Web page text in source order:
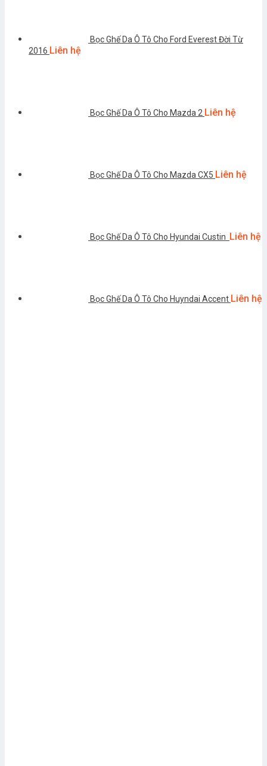
Bọc Ghế Da Ô Tô Cho Ford Everest Đời Từ
2016 Liên hệ
Bọc Ghế Da Ô Tô Cho Mazda 2 Liên hệ
Bọc Ghế Da Ô Tô Cho Mazda CX5 Liên hệ
Bọc Ghế Da Ô Tô Cho Hyundai Custin Liên hệ
Bọc Ghế Da Ô Tô Cho Huyndai Accent Liên hệ